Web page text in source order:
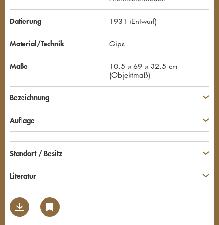
Datierung 1931 (Entwurf)
Material/Technik Gips
Maße
10,5 x 69 x 32,5 cm
(Objektmaß)
Bezeichnung
Auflage
Standort / Besitz
Literatur